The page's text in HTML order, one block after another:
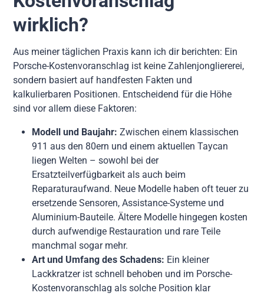
wirklich?
Aus meiner täglichen Praxis kann ich dir berichten: Ein
Porsche-Kostenvoranschlag ist keine Zahlenjongliererei,
sondern basiert auf handfesten Fakten und
kalkulierbaren Positionen. Entscheidend für die Höhe
sind vor allem diese Faktoren:
Modell und Baujahr: Zwischen einem klassischen
911 aus den 80ern und einem aktuellen Taycan
liegen Welten – sowohl bei der
Ersatzteilverfügbarkeit als auch beim
Reparaturaufwand. Neue Modelle haben oft teuer zu
ersetzende Sensoren, Assistance-Systeme und
Aluminium-Bauteile. Ältere Modelle hingegen kosten
durch aufwendige Restauration und rare Teile
manchmal sogar mehr.
Art und Umfang des Schadens: Ein kleiner
Lackkratzer ist schnell behoben und im Porsche-
Kostenvoranschlag als solche Position klar